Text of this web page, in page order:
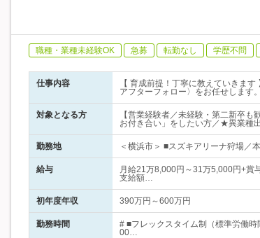
職種・業種未経験OK 急募 転勤なし 学歴不問
仕事内容
【 育成前提！丁寧に教えていきま
アフターフォロー〉をお任せします。
対象となる方
【営業経験者／未経験・第二新卒
お付き合い」をしたい方／★異業種
勤務地 ＜横浜市＞ ■スズキアリーナ狩場／
給与
月給21万8,000円～31万5,000円+
支給額…
初年度年収 390万円～600万円
勤務時間
# ■フレックスタイム制（標準労働
00…